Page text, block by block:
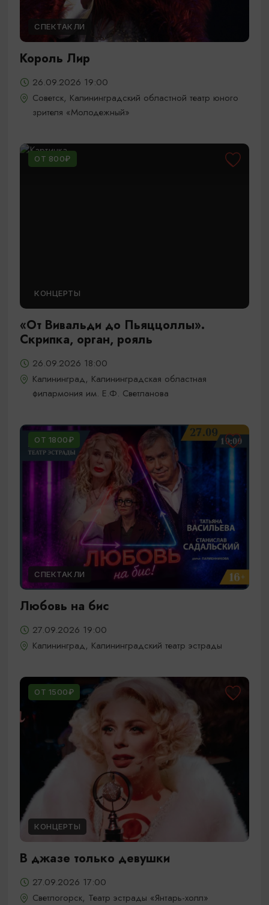
СПЕКТАКЛИ
Король Лир
26.09.2026 19:00
Советск, Калининградский областной театр юного
зрителя «Молодежный»
ОТ 800₽
КОНЦЕРТЫ
«От Вивальди до Пьяццоллы».
Скрипка, орган, рояль
26.09.2026 18:00
Калининград, Калининградская областная
филармония им. Е.Ф. Светланова
ОТ 1800₽
СПЕКТАКЛИ
Любовь на бис
27.09.2026 19:00
Калининград, Калининградский театр эстрады
ОТ 1500₽
КОНЦЕРТЫ
В джазе только девушки
27.09.2026 17:00
Светлогорск, Театр эстрады «Янтарь-холл»